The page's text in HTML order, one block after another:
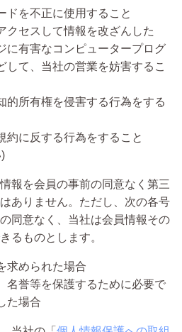
ドを不正に使用すること
クセスして情報を改ざんした
に有害なコンピュータープログ
して、当社の営業を妨害するこ
的所有権を侵害する行為をする
約に反する行為をすること
報を会員の事前の同意なく第三
ありません。ただし、次の各号
同意なく、当社は会員情報その
るものとします。
求められた場合
名誉等を保護するために必要で
た場合